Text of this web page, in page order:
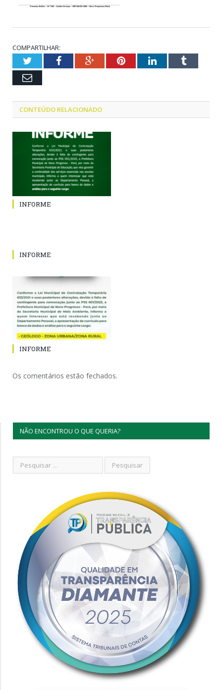
COMPARTILHAR:
TwitterFacebookGoogle+PinterestLinkedInTumblr
Email
CONTEÚDO RELACIONADO
INFORME
INFORME
INFORME
Os comentários estão fechados.
NÃO ENCONTROU O QUE QUERIA?